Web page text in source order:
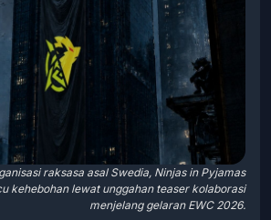
raksasa asal Swedia, Ninjas in Pyjamas
kehebohan lewat unggahan teaser kolaborasi
menjelang gelaran EWC 2026.